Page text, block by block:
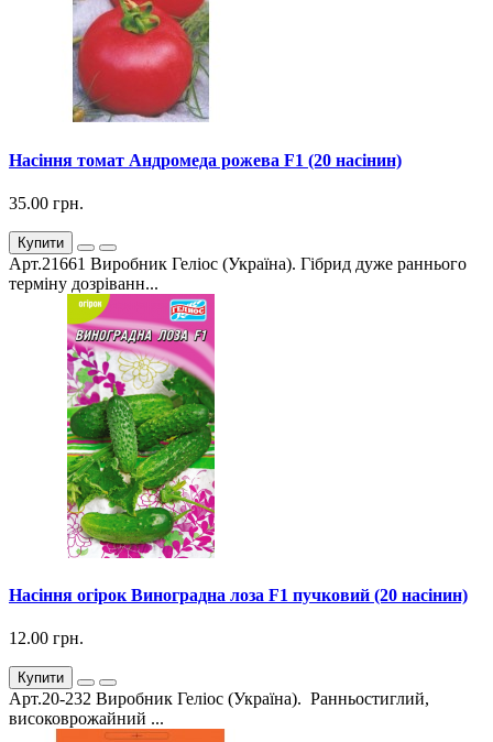
Насіння томат Андромеда рожева F1 (20 насінин)
35.00 грн.
Купити
Арт.21661 Виробник Геліос (Україна). Гібрид дуже раннього
терміну дозріванн...
Насіння огірок Виноградна лоза F1 пучковий (20 насінин)
12.00 грн.
Купити
Арт.20-232 Виробник Геліос (Україна). Ранньостиглий,
високоврожайний ...